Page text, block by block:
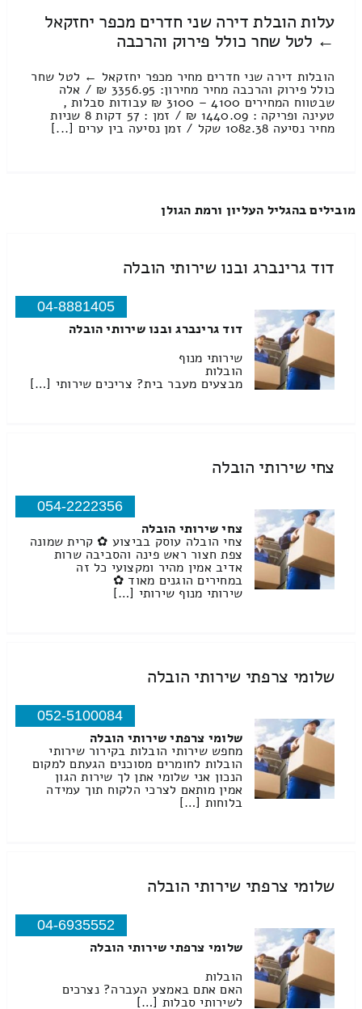
עלות הובלת דירה שני חדרים מכפר יחזקאל
← לטל שחר כולל פירוק והרכבה
הובלות דירה שני חדרים מחיר מכפר יחזקאל ← לטל שחר
כולל פירוק והרכבה מחיר מחירון: 3356.95 ₪ / אלה
שבטווח המחירים 4100 – 3100 ₪ עבודות סבלות ,
טעינה ופריקה : 1440.09 ₪ / זמן : 57 דקות 8 שניות
מחיר נסיעה 1082.38 שקל / זמן נסיעה בין ערים [...]
מובילים בהגליל העליון ורמת הגולן
דוד גרינברג ובנו שירותי הובלה
04-8881405
דוד גרינברג ובנו שירותי הובלה
שירותי מנוף
הובלות
מבצעים מעבר בית? צריכים שירותי […]
צחי שירותי הובלה
054-2222356
צחי שירותי הובלה
צחי הובלה עוסק בביצוע ✿ קרית שמונה
צפת חצור ראש פינה והסביבה שרות
אדיב אמין מהיר ומקצועי כל זה
במחירים הוגנים מאוד ✿
שירותי מנוף שירותי […]
שלומי צרפתי שירותי הובלה
052-5100084
שלומי צרפתי שירותי הובלה
מחפש שירותי הובלות בקירור שירותי
הובלות לחומרים מסוכנים הגעתם למקום
הנכון אני שלומי אתן לך שירות הגון
אמין מותאם לצרכי הלקוח תוך עמידה
בלוחות […]
שלומי צרפתי שירותי הובלה
04-6935552
שלומי צרפתי שירותי הובלה
הובלות
האם אתם באמצע העברה? נצרכים
לשירותי סבלות […]